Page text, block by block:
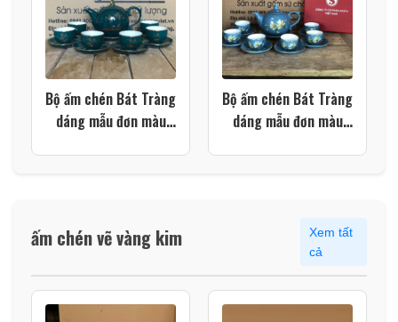
Bộ ấm chén Bát Tràng
dáng mẫu đơn màu
Bộ ấm chén Bát Tràng
dáng mẫu đơn màu
ấm chén vẽ vàng kim
Xem tất
cả